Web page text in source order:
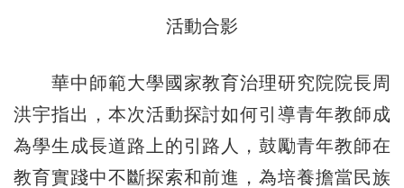
活動合影
華中師範大學國家教育治理研究院院長周
洪宇指出，本次活動探討如何引導青年教師成
為學生成長道路上的引路人，鼓勵青年教師在
教育實踐中不斷探索和前進，為培養擔當民族